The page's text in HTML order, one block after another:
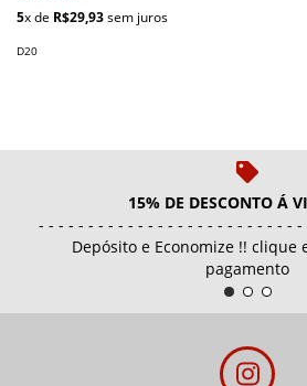
5x de R$29,93sem juros
D20
15% DE DESCONTO Á
- - - - - - - - - - - - - - - - - - - - - - - - - - -
Depósito e Economize !! clique
pagamento